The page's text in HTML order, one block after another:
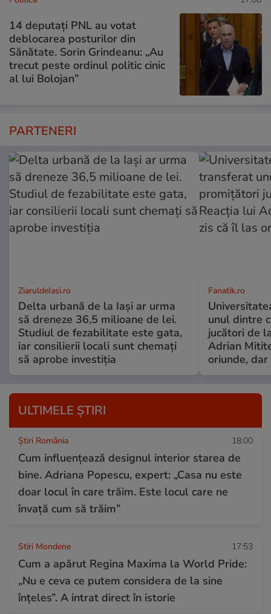
14 deputaţi PNL au votat
deblocarea posturilor din
Sănătate. Sorin Grindeanu: „Au
trecut peste ordinul politic cinic
al lui Bolojan”
PARTENERI
ZiaruldeIasi.ro
Delta urbană de la Iași ar urma
să dreneze 36,5 milioane de lei.
Studiul de fezabilitate este gata,
iar consilierii locali sunt chemați
să aprobe investiția
Fanatik.ro
unul dintre
jucători de
Adrian
oriunde, dar
ULTIMELE ȘTIRI
Știri România 18:00
Cum influențează designul interior starea de
bine. Adriana Popescu, expert: „Casa nu este
doar locul în care trăim. Este locul care ne
învață cum să trăim”
Stiri Mondene 17:53
Cum a apărut Regina Maxima la World Pride:
„Nu e ceva ce putem considera de la sine
înțeles”. A intrat direct în istorie